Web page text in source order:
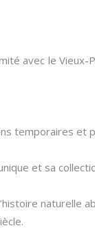
avec le Vieux-
temporaires et
et sa
naturelle